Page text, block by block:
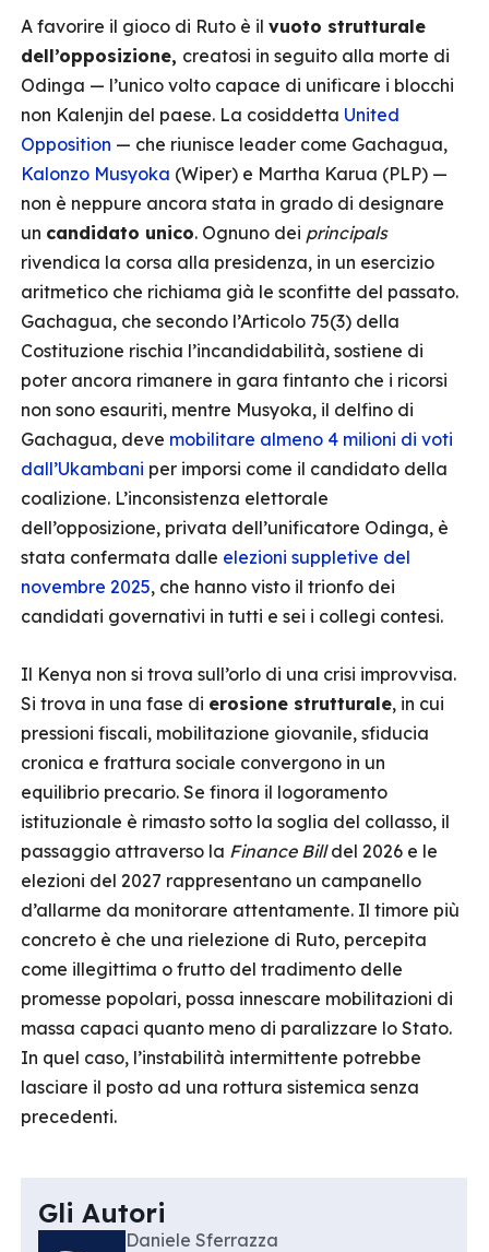
A favorire il gioco di Ruto è il vuoto strutturale
dell’opposizione, creatosi in seguito alla morte di
Odinga — l’unico volto capace di unificare i blocchi
non Kalenjin del paese. La cosiddetta United
Opposition — che riunisce leader come Gachagua,
Kalonzo Musyoka (Wiper) e Martha Karua (PLP) —
non è neppure ancora stata in grado di designare
un candidato unico. Ognuno dei principals
rivendica la corsa alla presidenza, in un esercizio
aritmetico che richiama già le sconfitte del passato.
Gachagua, che secondo l’Articolo 75(3) della
Costituzione rischia l’incandidabilità, sostiene di
poter ancora rimanere in gara fintanto che i ricorsi
non sono esauriti, mentre Musyoka, il delfino di
Gachagua, deve mobilitare almeno 4 milioni di voti
dall’Ukambani per imporsi come il candidato della
coalizione. L’inconsistenza elettorale
dell’opposizione, privata dell’unificatore Odinga, è
stata confermata dalle elezioni suppletive del
novembre 2025, che hanno visto il trionfo dei
candidati governativi in tutti e sei i collegi contesi.
Il Kenya non si trova sull’orlo di una crisi improvvisa.
Si trova in una fase di erosione strutturale, in cui
pressioni fiscali, mobilitazione giovanile, sfiducia
cronica e frattura sociale convergono in un
equilibrio precario. Se finora il logoramento
istituzionale è rimasto sotto la soglia del collasso, il
passaggio attraverso la Finance Billdel 2026 e le
elezioni del 2027 rappresentano un campanello
d’allarme da monitorare attentamente. Il timore più
concreto è che una rielezione di Ruto, percepita
come illegittima o frutto del tradimento delle
promesse popolari, possa innescare mobilitazioni di
massa capaci quanto meno di paralizzare lo Stato.
In quel caso, l’instabilità intermittente potrebbe
lasciare il posto ad una rottura sistemica senza
precedenti.
Gli Autori
Daniele Sferrazza